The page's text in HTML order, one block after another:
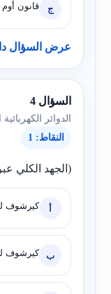
ج قانون أوم
عرض السؤال
السؤال 4
الدوائر
النقاط: 1
(الجهد الكلي
كيرشوف
ب كيرشوف